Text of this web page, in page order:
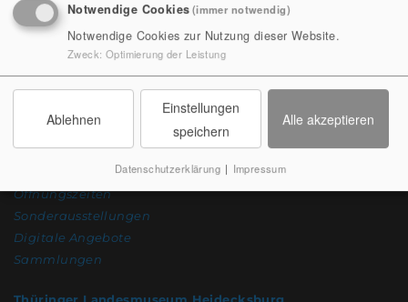
Eintrittspreise und Tickets
Öffnungszeiten
Sonderausstellungen
Digitale Angebote
Sammlungen
Notwendige Cookies(immer notwendig)
Notwendige Cookies zur Nutzung dieser Website.
Zweck: Optimierung der Leistung
Ablehnen
Einstellungen
speichern
Alle akzeptieren
Datenschutzerklärung | Impressum